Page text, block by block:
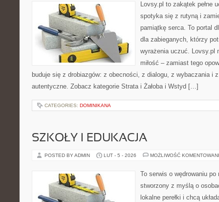
Lovsy.pl to zakątek pełne
spotyka się z rutyną i
pamiątkę serca. To portal
dla zabieganych, którzy
wyrażenia uczuć. Lovsy.pl
miłość – zamiast tego
buduje się z drobiazgów: z obecności, z dialogu, z wybaczania i
autentyczne. Zobacz kategorie Strata i Żałoba i Wstyd […]
CATEGORIES: DOMINIKANA
SZKOŁY I EDUKACJA
POSTED BY ADMIN LUT - 5 - 2026 MOŻLIWOŚĆ
To serwis o wędrowaniu
stworzony z myślą o
lokalne perełki i chcą